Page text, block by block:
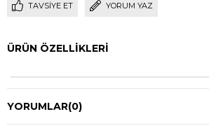
TAVSIYE ET YORUM YAZ
ÜRÜN ÖZELLIKLERI
YORUMLAR(0)